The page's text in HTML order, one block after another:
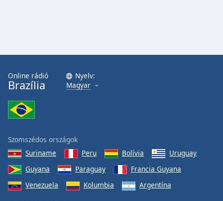
dialog
Online rádió
Brazília
Nyelv:
Magyar
Szomszédos országok
Suriname
Peru Bolívia
Uruguay
Guyana
Paraguay
Francia Guyana
Venezuela
Kolumbia Argentína